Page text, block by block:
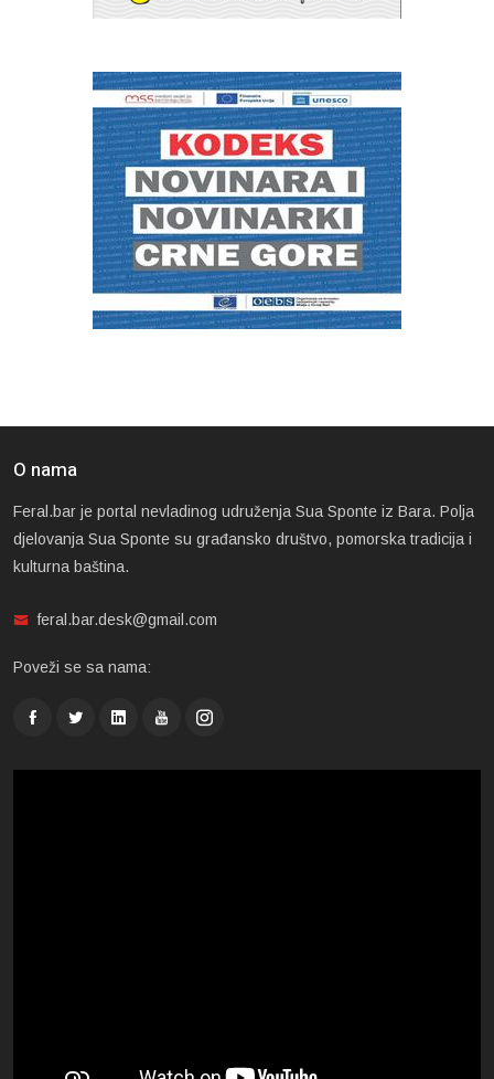
O nama
Feral.bar je portal nevladinog udruženja Sua Sponte iz Bara. Polja
djelovanja Sua Sponte su građansko društvo, pomorska tradicija i
kulturna baština.
feral.bar.desk@gmail.com
Poveži se sa nama: